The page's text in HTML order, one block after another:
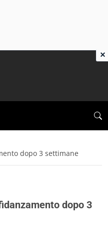
dopo 3 settimane
dopo 3
×